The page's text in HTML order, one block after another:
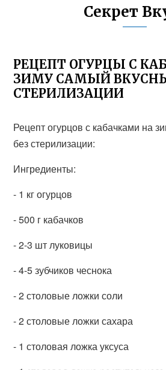
Секрет
РЕЦЕПТ ОГУРЦЫ С
ЗИМУ САМЫЙ
СТЕРИЛИЗАЦИИ
Рецепт огурцов с кабачками на
без стерилизации:
Ингредиенты:
- 1 кг огурцов
- 500 г кабачков
- 2-3 шт луковицы
- 4-5 зубчиков чеснока
- 2 столовые ложки соли
- 2 столовые ложки сахара
- 1 столовая ложка уксуса